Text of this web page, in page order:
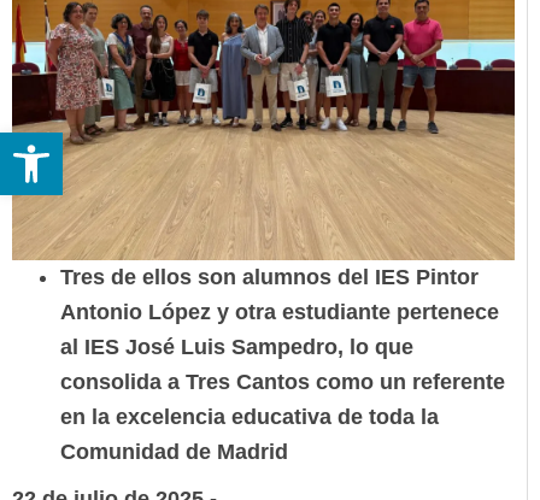
Tres de ellos son alumnos del IES Pintor
Antonio López y otra estudiante pertenece
al IES José Luis Sampedro, lo que
consolida a Tres Cantos como un referente
en la excelencia educativa de toda la
Comunidad de Madrid
Abrir barra de herramientas